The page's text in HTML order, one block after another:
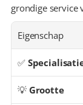
grondige service
Eigenschap
✅
💡 Grootte